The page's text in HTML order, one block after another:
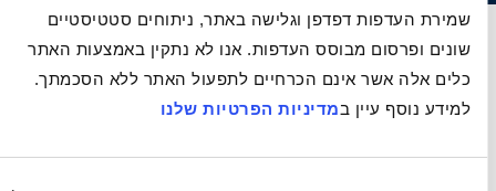
שמירת העדפות דפדפן וגלישה באתר, ניתוחים סטטיסטיים
שונים ופרסום מבוסס העדפות. אנו לא נתקין באמצעות האתר
כלים אלה אשר אינם הכרחיים לתפעול האתר ללא הסכמתך.
למידע נוסף עיין במדיניות הפרטיות שלנו